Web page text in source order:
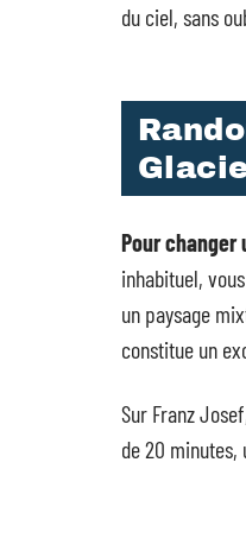
du ciel, sans
Pour changer
inhabituel,
un paysage
constitue un
Sur Franz
de 20 minutes,